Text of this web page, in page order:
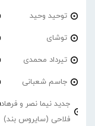
توحید وحید
توشای
تیرداد محمدی
جاسم شعبانی
جدید نیما نصر و فرهاد
فلاحی (سایروس بند)